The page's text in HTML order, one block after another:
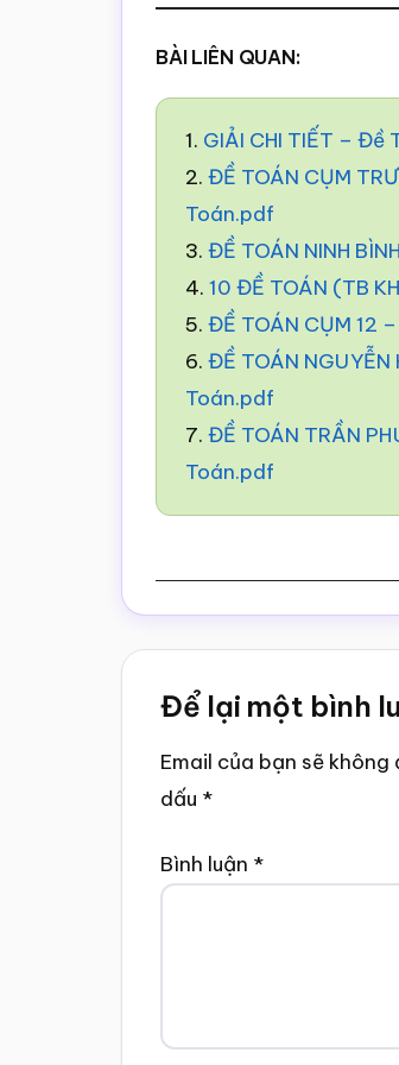
BÀI LIÊN QUAN:
1. GIẢI CHI TIẾT –
2. ĐỀ TOÁN CỤM
Toán.pdf
3. ĐỀ TOÁN NINH
4. 10 ĐỀ TOÁN (TB
5. ĐỀ TOÁN CỤM 12
6. ĐỀ TOÁN
Toán.pdf
7. ĐỀ TOÁN TRẦN
Toán.pdf
Reader
Interactions
Để lại một bình
Email của bạn sẽ
dấu *
Bình luận *